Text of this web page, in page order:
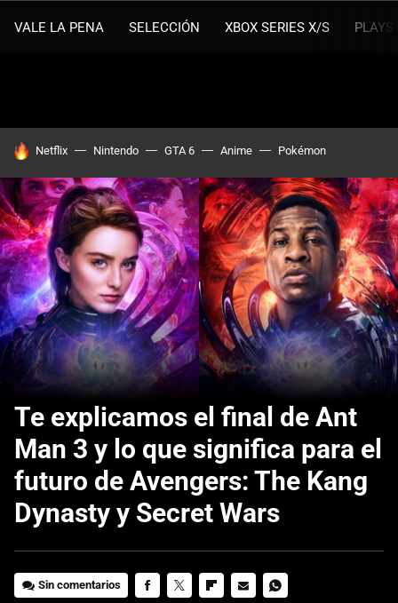
VALE LA PENA SELECCIÓN XBOX SERIES X/S
HOY SE HABLA DE
Netflix Nintendo GTA 6 Anime Pokémon
Te explicamos el final de Ant
Man 3 y lo que significa para el
futuro de Avengers: The Kang
Dynasty y Secret Wars
Sin comentarios